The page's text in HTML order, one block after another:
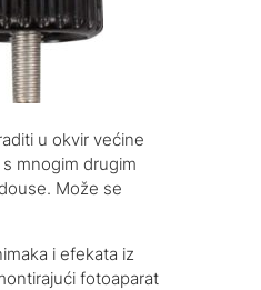
u okvir većine
mnogim drugim
Može se
i efekata iz
fotoaparat